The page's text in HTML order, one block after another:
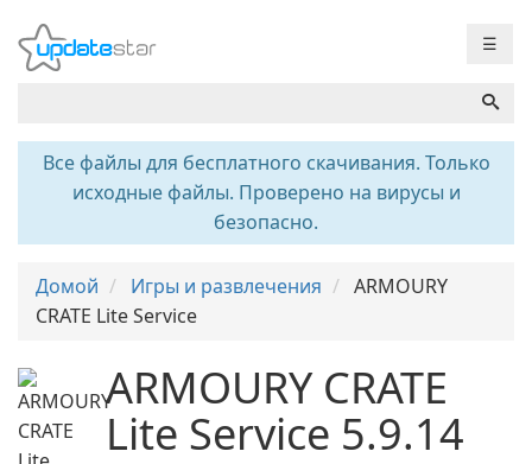
☰
Все файлы для бесплатного скачивания. Только
исходные файлы. Проверено на вирусы и
безопасно.
Домой Игры и развлечения
ARMOURY
CRATE Lite Service
ARMOURY CRATE
Lite Service 5.9.14